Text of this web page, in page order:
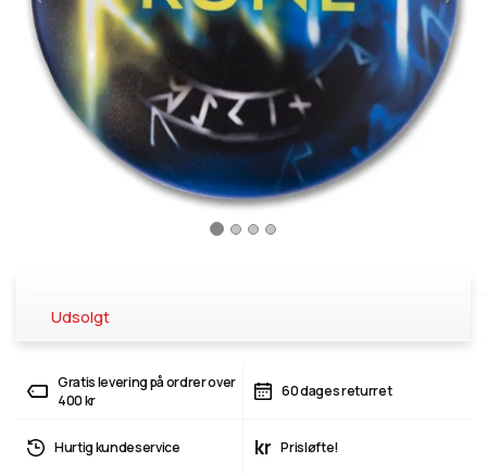
Udsolgt
Gratis levering på ordrer over
400 kr
60 dages returret
Hurtig kundeservice kr Prisløfte!